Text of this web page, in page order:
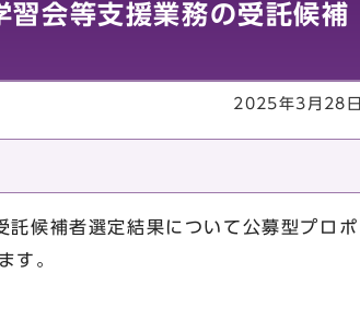
会等支援業務の受託候補
2025年3月28日
候補者選定結果について公募型プロポ
す。